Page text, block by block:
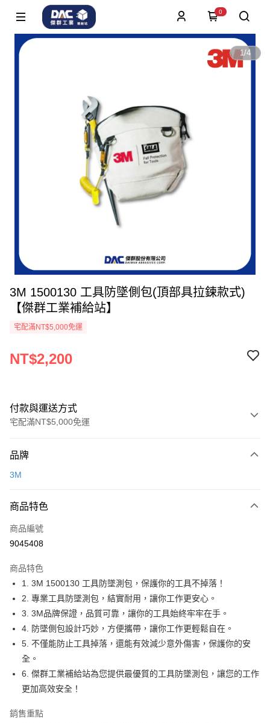
0
1/4
3M 1500130 工具防墜側包(頂部具拉鍊款式)
【傑群工業補給站】
宅配滿NT$5,000免運
NT$2,200
付款與運送方式
宅配滿NT$5,000免運
信用卡一次付款
LINE Pay
Apple Pay
運送方式
全家取貨付款
每筆NT$60
付款後全家取貨
每筆NT$60
7-11取貨付款
每筆NT$60
付款後7-11取貨
品牌
3M
商品特色
商品編號
9045408
商品特色
1. 3M 1500130 工具防墜測包，保護你的工具不掉落！
2. 專業工具防墜測包，結實耐用，讓你工作更安心。
3. 3M品牌保證，品質可靠，讓你的工具始終牢牢在手。
4. 防墜側包設計巧妙，方便攜帶，讓你工作更輕鬆自在。
5. 不僅能防止工具掉落，還能有效減少意外傷害，保護你的安
全。
6. 傑群工業補給站為您提供最優質的工具防墜測包，讓您的工作
更加高效安全！
銷售重點